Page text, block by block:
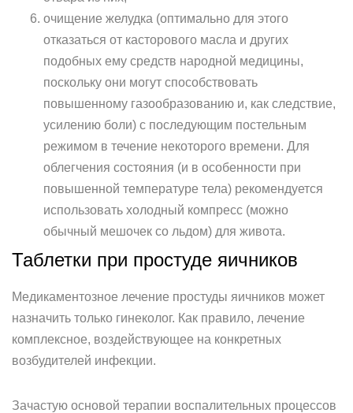
очищение желудка (оптимально для этого
отказаться от касторового масла и других
подобных ему средств народной медицины,
поскольку они могут способствовать
повышенному газообразованию и, как следствие,
усилению боли) с последующим постельным
режимом в течение некоторого времени. Для
облегчения состояния (и в особенности при
повышенной температуре тела) рекомендуется
использовать холодный компресс (можно
обычный мешочек со льдом) для живота.
Таблетки при простуде яичников
Медикаментозное лечение простуды яичников может
назначить только гинеколог. Как правило, лечение
комплексное, воздействующее на конкретных
возбудителей инфекции.
Зачастую основой терапии воспалительных процессов